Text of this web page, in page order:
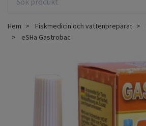
Hem Fiskmedicin och vattenpreparat
eSHa Gastrobac